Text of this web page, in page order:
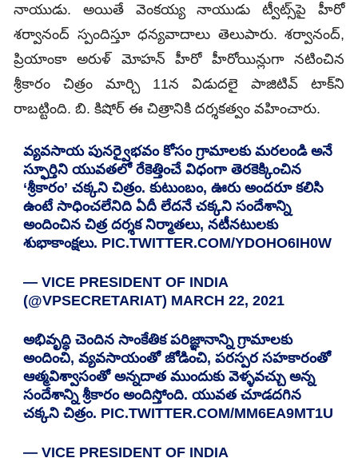
నాయుడు. అయితే వెంకయ్య నాయుడు ట్వీట్స్‌పై హీరో
శర్వానంద్ స్పందిస్తూ ధన్యవాదాలు తెలుపారు. శర్వానంద్,
ప్రియాంకా అరుళ్‌ మోహన్ హీరో హీరోయిన్లుగా నటించిన
శ్రీకారం చిత్రం మార్చి 11న విడుదలై పాజిటివ్‌ టాక్‌ని
రాబట్టింది. బి. కిషోర్ ఈ చిత్రానికి దర్శకత్వం వహించారు.
వ్యవసాయ పునర్వైభవం కోసం గ్రామాలకు మరలండి అనే
స్ఫూర్తిని యువతలో రేకెత్తించే విధంగా తెరకెక్కించిన
‘శ్రీకారం’ చక్కని చిత్రం. కుటుంబం, ఊరు అందరూ కలిసి
ఉంటే సాధించలేనిది ఏదీ లేదనే చక్కని సందేశాన్ని
అందించిన చిత్ర దర్శక నిర్మాతలు, నటీనటులకు
శుభాకాంక్షలు. PIC.TWITTER.COM/YDOHO6IH0W
— VICE PRESIDENT OF INDIA
(@VPSECRETARIAT) MARCH 22, 2021
అభివృద్ధి చెందిన సాంకేతిక పరిజ్ఞానాన్ని గ్రామాలకు
అందించి, వ్యవసాయంతో జోడించి, పరస్పర సహకారంతో
ఆత్మవిశ్వాసంతో అన్నదాత ముందుకు వెళ్ళవచ్చు అన్న
సందేశాన్ని శ్రీకారం అందిస్తోంది. యువత చూడదగిన
చక్కని చిత్రం. PIC.TWITTER.COM/MM6EA9MT1U
— VICE PRESIDENT OF INDIA